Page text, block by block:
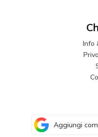
Info
Aggiungi